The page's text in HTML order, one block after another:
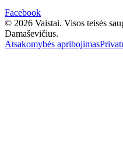
Facebook
© 2026 Vaistai. Visos teisės
Damaševičius.
Atsakomybės apribojimas